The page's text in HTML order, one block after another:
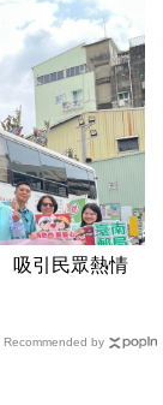
吸引民眾熱情
Recommended by